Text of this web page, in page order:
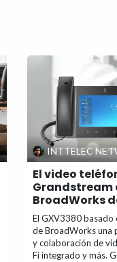
INTTELEC
El video
Grandstream
BroadWorks
El GXV3380 basado
de BroadWorks una
y colaboración de
Fi integrado y más.